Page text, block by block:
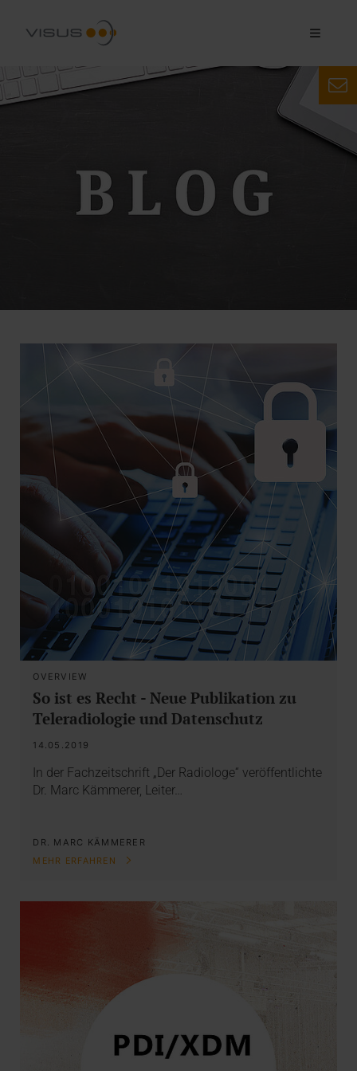
OVERVIEW
So ist es Recht - Neue Publikation zu
Teleradiologie und Datenschutz
14.05.2019
In der Fachzeitschrift „Der Radiologe“ veröffentlichte
Dr. Marc Kämmerer, Leiter…
DR. MARC KÄMMERER
MEHR ERFAHREN